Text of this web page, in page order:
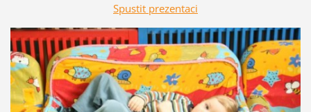
Spustit prezentaci